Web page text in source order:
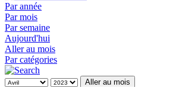
Par année
Par mois
Par semaine
Aujourd'hui
Aller au mois
Par catégories
Aller au mois